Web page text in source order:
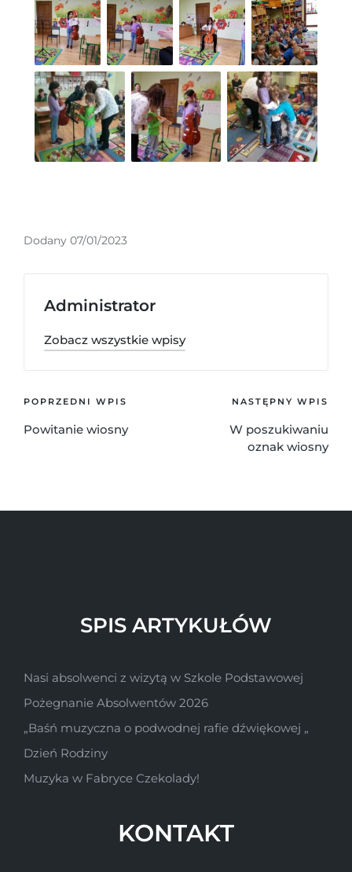
Dodany 07/01/2023
Administrator
Zobacz wszystkie wpisy
POPRZEDNI WPIS
Powitanie wiosny
NASTĘPNY WPIS
W poszukiwaniu
oznak wiosny
SPIS ARTYKUŁÓW
Nasi absolwenci z wizytą w Szkole Podstawowej
Pożegnanie Absolwentów 2026
„Baśń muzyczna o podwodnej rafie dźwiękowej „
Dzień Rodziny
Muzyka w Fabryce Czekolady!
KONTAKT